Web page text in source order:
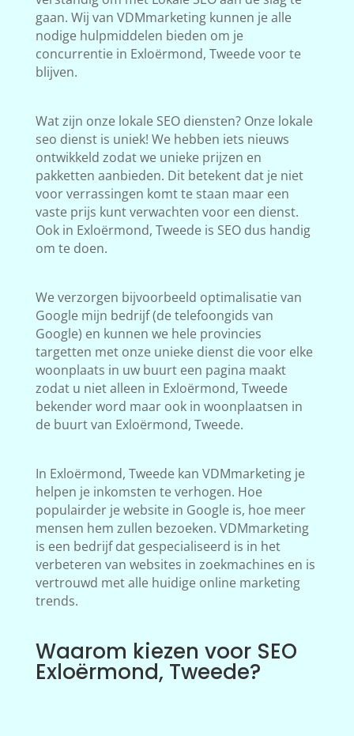
gaan. Wij van VDMmarketing kunnen je alle
nodige hulpmiddelen bieden om je
concurrentie in Exloërmond, Tweede voor te
blijven.
Wat zijn onze lokale SEO diensten? Onze lokale
seo dienst is uniek! We hebben iets nieuws
ontwikkeld zodat we unieke prijzen en
pakketten aanbieden. Dit betekent dat je niet
voor verrassingen komt te staan maar een
vaste prijs kunt verwachten voor een dienst.
Ook in Exloërmond, Tweede is SEO dus handig
om te doen.
We verzorgen bijvoorbeeld optimalisatie van
Google mijn bedrijf (de telefoongids van
Google) en kunnen we hele provincies
targetten met onze unieke dienst die voor elke
woonplaats in uw buurt een pagina maakt
zodat u niet alleen in Exloërmond, Tweede
bekender word maar ook in woonplaatsen in
de buurt van Exloërmond, Tweede.
In Exloërmond, Tweede kan VDMmarketing je
helpen je inkomsten te verhogen. Hoe
populairder je website in Google is, hoe meer
mensen hem zullen bezoeken. VDMmarketing
is een bedrijf dat gespecialiseerd is in het
verbeteren van websites in zoekmachines en is
vertrouwd met alle huidige online marketing
trends.
Waarom kiezen voor SEO
Exloërmond, Tweede?